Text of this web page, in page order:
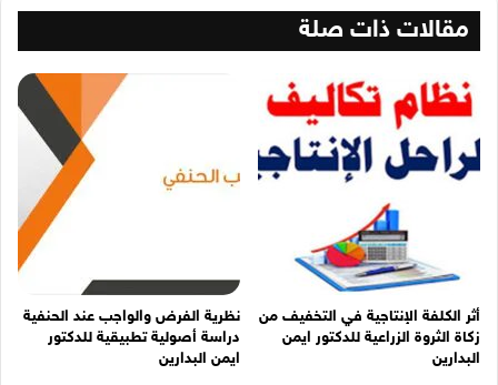
مقالات ذات صلة
أثر الكلفة الإنتاجية في التخفيف من
زكاة الثروة الزراعية للدكتور ايمن
البدارين
نظرية الفرض والواجب عند الحنفية
دراسة أصولية تطبيقية للدكتور
ايمن البدارين